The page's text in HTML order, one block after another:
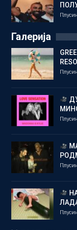
Галерија